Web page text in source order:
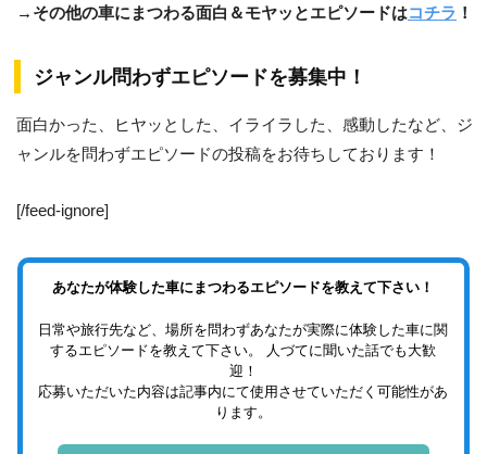
→その他の車にまつわる面白＆モヤッとエピソードはコチラ ！
ジャンル問わずエピソードを募集中！
面白かった、ヒヤッとした、イライラした、感動したなど、ジ
ャンルを問わずエピソードの投稿をお待ちしております！
[/feed-ignore]
あなたが体験した車にまつわるエピソードを教えて下さい！
日常や旅行先など、場所を問わずあなたが実際に体験した車に関
するエピソードを教えて下さい。 人づてに聞いた話でも大歓
迎！
応募いただいた内容は記事内にて使用させていただく可能性があ
ります。